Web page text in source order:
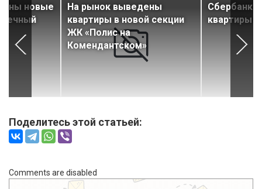
новые
На рынок выведены
квартиры в новой секции
ЖК «Полис на
Комендантском»
Сбербанк
квартиры
Поделитесь этой статьей:
Comments are disabled